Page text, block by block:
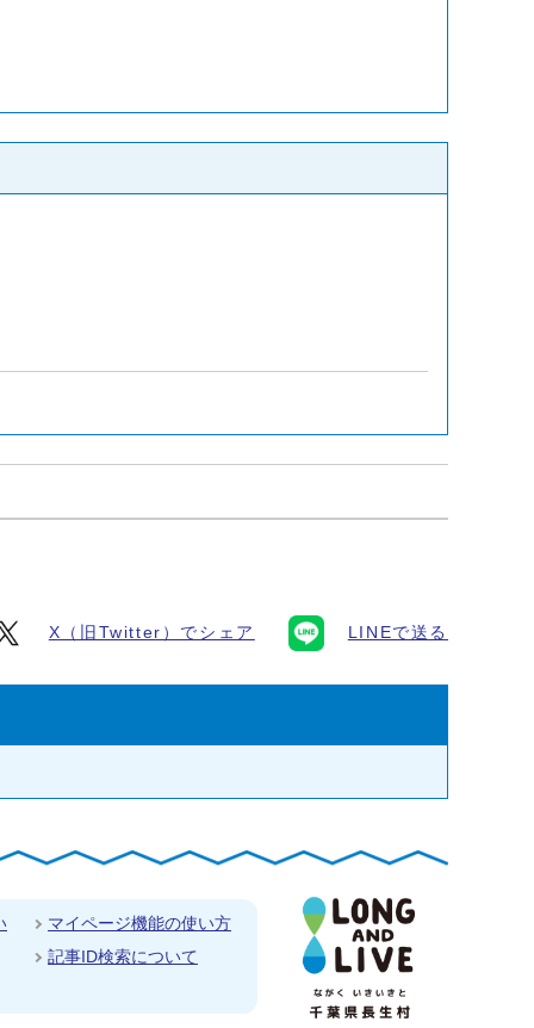
X（旧Twitter）でシェア LINEで送る
マイページ機能の使い方
記事ID検索について